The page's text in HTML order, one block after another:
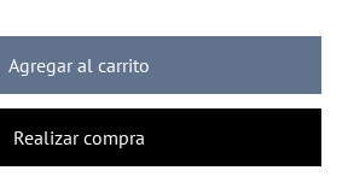
Agregar al carrito
Realizar compra